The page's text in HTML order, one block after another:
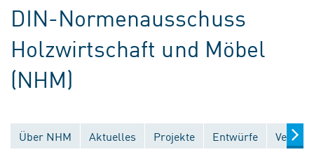
DIN-Normenausschuss
Holzwirtschaft und Möbel
(NHM)
Über NHM Aktuelles Projekte Entwürfe